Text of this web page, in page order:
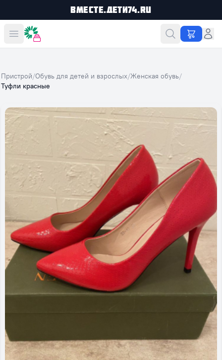
Вместе.Дети74.ru
Вместе дешевле
Пристрой/Обувь для детей и взрослых/Женская обувь/
Туфли красные